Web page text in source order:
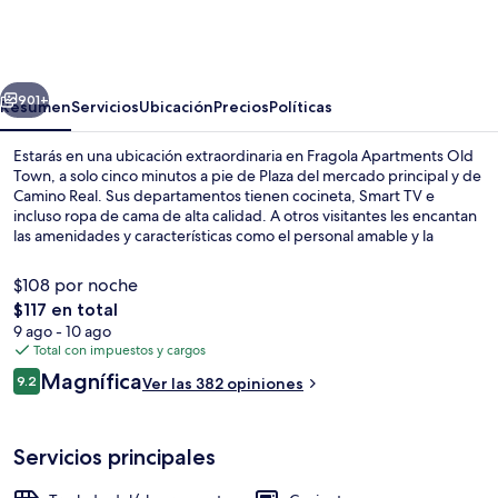
Siguiente
901+
ResumenServiciosUbicaciónPreciosPolíticas
Estarás en una ubicación extraordinaria en Fragola Apartments Old
Town, a solo cinco minutos a pie de Plaza del mercado principal y de
Camino Real. Sus departamentos tienen cocineta, Smart TV e
incluso ropa de cama de alta calidad. A otros visitantes les encantan
las amenidades y características como el personal amable y la
$108 por noche
El
precio
total
es
de
$117 en total
9 ago - 10 ago
Total con impuestos y cargos
Opiniones
9.29.2 de 10,
MagníficaVer las 382 opiniones
Servicios principales